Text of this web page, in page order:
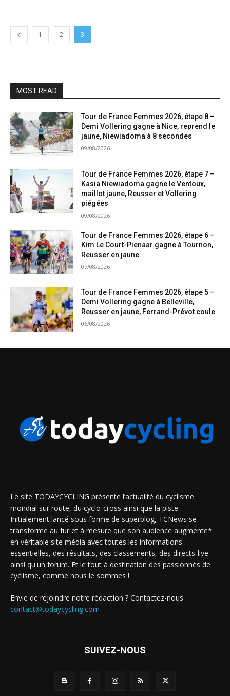
1 2 3
MOST READ
Tour de France Femmes 2026, étape 8 –
Demi Vollering gagne à Nice, reprend le
jaune, Niewiadoma à 8 secondes
09/08/2026
Tour de France Femmes 2026, étape 7 –
Kasia Niewiadoma gagne le Ventoux,
maillot jaune, Reusser et Vollering
piégées
09/08/2026
Tour de France Femmes 2026, étape 6 –
Kim Le Court-Pienaar gagne à Tournon,
Reusser en jaune
07/08/2026
Tour de France Femmes 2026, étape 5 –
Demi Vollering gagne à Belleville,
Reusser en jaune, Ferrand-Prévot coule
06/08/2026
Le site TODAYCYCLING présente l’actualité du cyclisme
mondial sur route, du cyclo-cross ainsi que la piste.
Initialement lancé sous forme de superblog, TCNews se
transforme au fur et à mesure que son audience augmente*
en véritable site média avec toutes les informations
essentielles, des résultats, des classements, des directs-live
ainsi qu'un forum. Et le tout à destination des passionnés de
cyclisme, comme nous le sommes !
Envie de rejoindre notre rédaction ? Contactez-nous :
contact@todaycycling.com
SUIVEZ-NOUS